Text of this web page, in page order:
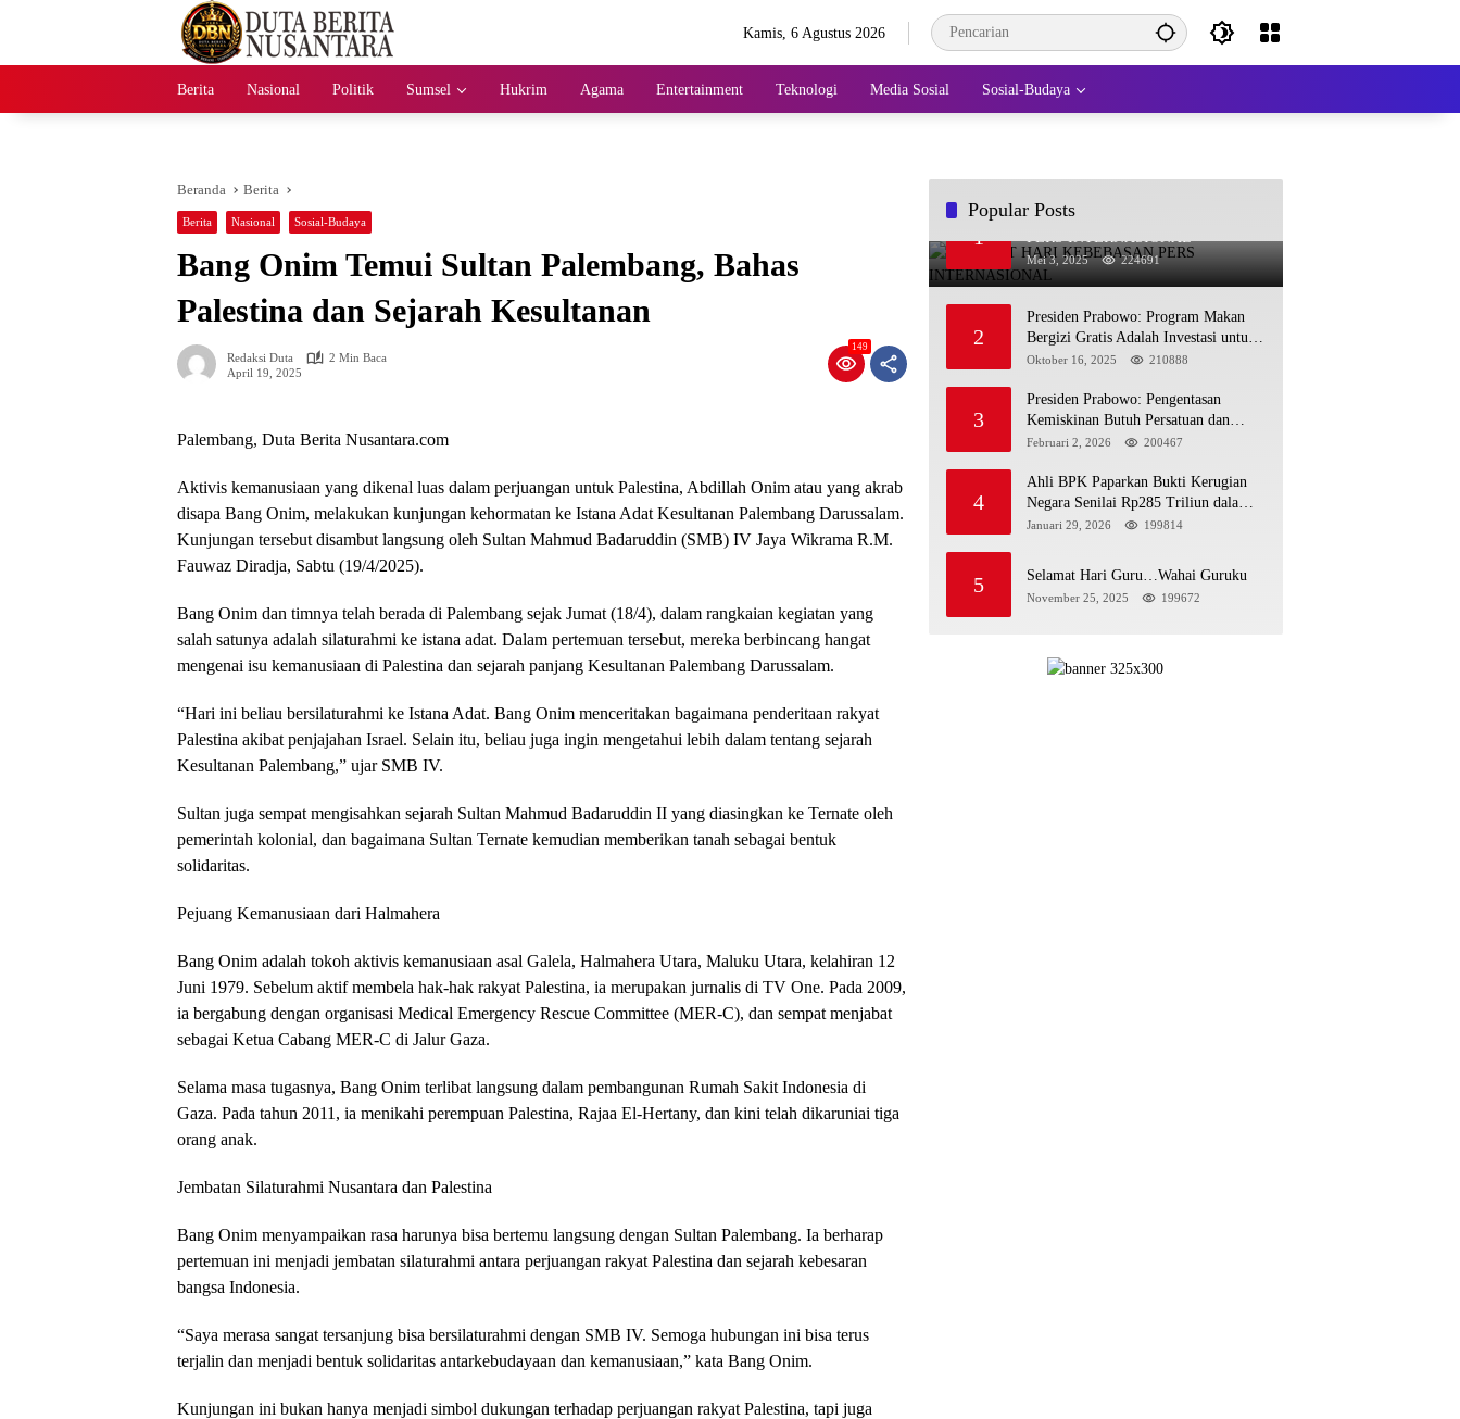
Kamis, 6 Agustus 2026
Berita Nasional Politik Sumsel Hukrim Agama Entertainment Teknologi Media Sosial Sosial-Budaya
Beranda Berita
Berita Nasional Sosial-Budaya
Bang Onim Temui Sultan Palembang, Bahas
Palestina dan Sejarah Kesultanan
Redaksi Duta
2 Min Baca
April 19, 2025
149
Palembang, Duta Berita Nusantara.com
Aktivis kemanusiaan yang dikenal luas dalam perjuangan untuk Palestina, Abdillah Onim atau yang akrab
disapa Bang Onim, melakukan kunjungan kehormatan ke Istana Adat Kesultanan Palembang Darussalam.
Kunjungan tersebut disambut langsung oleh Sultan Mahmud Badaruddin (SMB) IV Jaya Wikrama R.M.
Fauwaz Diradja, Sabtu (19/4/2025).
Bang Onim dan timnya telah berada di Palembang sejak Jumat (18/4), dalam rangkaian kegiatan yang
salah satunya adalah silaturahmi ke istana adat. Dalam pertemuan tersebut, mereka berbincang hangat
mengenai isu kemanusiaan di Palestina dan sejarah panjang Kesultanan Palembang Darussalam.
“Hari ini beliau bersilaturahmi ke Istana Adat. Bang Onim menceritakan bagaimana penderitaan rakyat
Palestina akibat penjajahan Israel. Selain itu, beliau juga ingin mengetahui lebih dalam tentang sejarah
Kesultanan Palembang,” ujar SMB IV.
Sultan juga sempat mengisahkan sejarah Sultan Mahmud Badaruddin II yang diasingkan ke Ternate oleh
pemerintah kolonial, dan bagaimana Sultan Ternate kemudian memberikan tanah sebagai bentuk
solidaritas.
Pejuang Kemanusiaan dari Halmahera
Bang Onim adalah tokoh aktivis kemanusiaan asal Galela, Halmahera Utara, Maluku Utara, kelahiran 12
Juni 1979. Sebelum aktif membela hak-hak rakyat Palestina, ia merupakan jurnalis di TV One. Pada 2009,
ia bergabung dengan organisasi Medical Emergency Rescue Committee (MER-C), dan sempat menjabat
sebagai Ketua Cabang MER-C di Jalur Gaza.
Selama masa tugasnya, Bang Onim terlibat langsung dalam pembangunan Rumah Sakit Indonesia di
Gaza. Pada tahun 2011, ia menikahi perempuan Palestina, Rajaa El-Hertany, dan kini telah dikaruniai tiga
orang anak.
Jembatan Silaturahmi Nusantara dan Palestina
Bang Onim menyampaikan rasa harunya bisa bertemu langsung dengan Sultan Palembang. Ia berharap
pertemuan ini menjadi jembatan silaturahmi antara perjuangan rakyat Palestina dan sejarah kebesaran
bangsa Indonesia.
“Saya merasa sangat tersanjung bisa bersilaturahmi dengan SMB IV. Semoga hubungan ini bisa terus
terjalin dan menjadi bentuk solidaritas antarkebudayaan dan kemanusiaan,” kata Bang Onim.
Kunjungan ini bukan hanya menjadi simbol dukungan terhadap perjuangan rakyat Palestina, tapi juga
Popular Posts
1
SELAMAT HARI KEBEBASAN
PERS INTERNASIONAL
Mei 3, 2025 224691
2
Presiden Prabowo: Program Makan
Bergizi Gratis Adalah Investasi untuk
Masa Depan Bangsa
Oktober 16, 2025 210888
3
Presiden Prabowo: Pengentasan
Kemiskinan Butuh Persatuan dan
Kepemimpinan yang Bertanggung
Februari 2, 2026 200467
4
Ahli BPK Paparkan Bukti Kerugian
Negara Senilai Rp285 Triliun dalam
Persidangan Korupsi PT Pertamina
Januari 29, 2026 199814
5 Selamat Hari Guru…Wahai Guruku
November 25, 2025 199672